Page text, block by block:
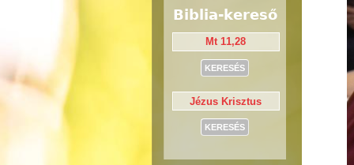
Biblia-kereső